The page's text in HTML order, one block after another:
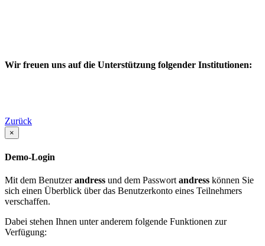
Wir freuen uns auf die Unterstützung folgender Institutionen:
Zurück
×
Demo-Login
Mit dem Benutzerandress und dem Passwort andress können Sie
sich einen Überblick über das Benutzerkonto eines Teilnehmers
verschaffen.
Dabei stehen Ihnen unter anderem folgende Funktionen zur
Verfügung: